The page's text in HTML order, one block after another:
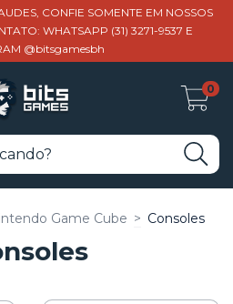
CONFIE SOMENTE EM NOSSOS
WHATSAPP (31) 3271-9537 E
@bitsgamesbh
0
Game Cube > Consoles